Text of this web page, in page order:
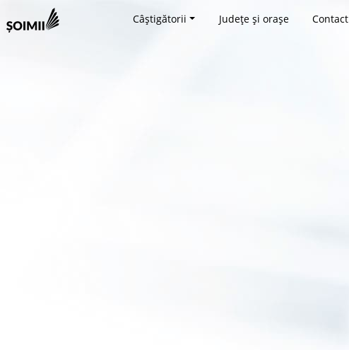
Câștigătorii Județe și orașe Contact